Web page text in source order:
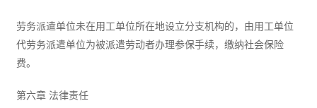
劳务派遣单位未在用工单位所在地设立分支机构的，由用工单位
代劳务派遣单位为被派遣劳动者办理参保手续，缴纳社会保险
费。
第六章 法律责任